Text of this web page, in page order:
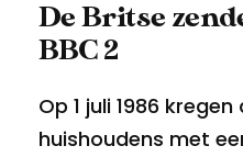
De Britse
BBC 2
Op 1 juli 1986
huishoudens met